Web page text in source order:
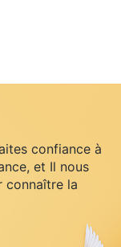
confiance à
et Il nous
connaître la